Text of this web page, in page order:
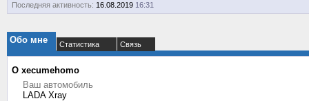
Последняя активность: 16.08.2019 16:31
Обо мне Статистика Связь
О xecumehomo
Ваш автомобиль
LADA Xray